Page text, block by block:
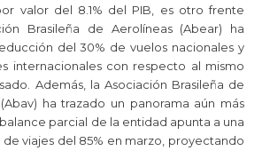
valor del 8.1% del PIB, es otro frente
Brasileña de Aerolíneas (Abear) ha
del 30% de vuelos nacionales y
internacionales con respecto al mismo
Además, la Asociación Brasileña de
ha trazado un panorama aún más
parcial de la entidad apunta a una
viajes del 85% en marzo, proyectando